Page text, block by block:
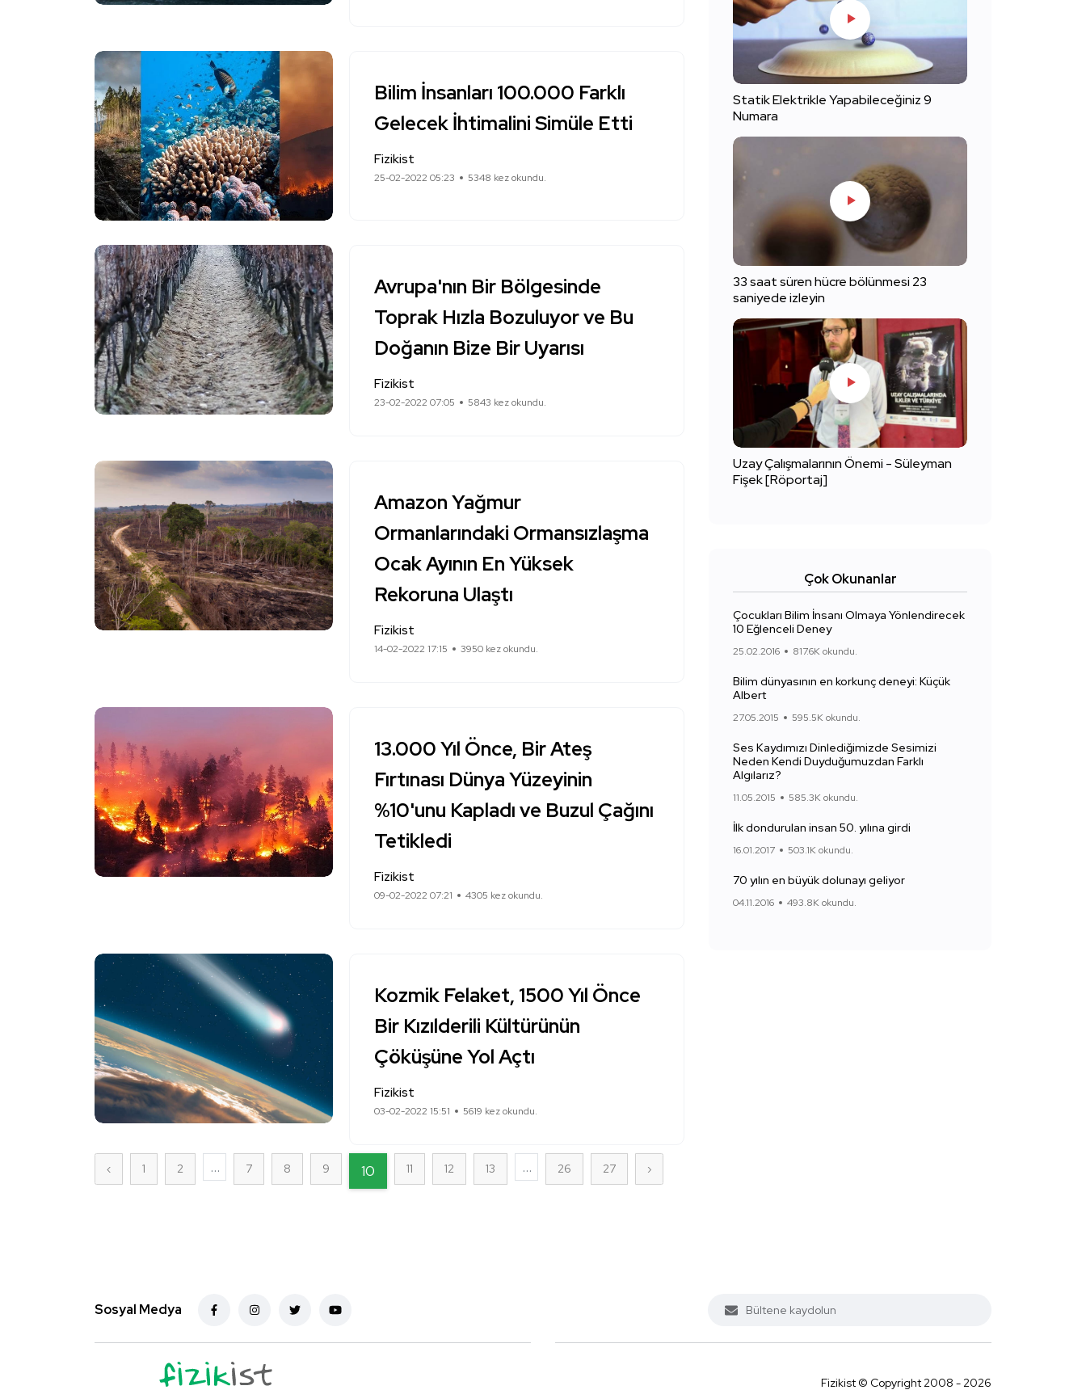
Bilim İnsanları 100.000 Farklı
Gelecek İhtimalini Simüle Etti
Fizikist
25-02-2022 05:23 5348 kez okundu.
Avrupa'nın Bir Bölgesinde
Toprak Hızla Bozuluyor ve Bu
Doğanın Bize Bir Uyarısı
Fizikist
23-02-2022 07:05 5843 kez okundu.
Amazon Yağmur
Ormanlarındaki Ormansızlaşma
Ocak Ayının En Yüksek
Rekoruna Ulaştı
Fizikist
14-02-2022 17:15 3950 kez okundu.
13.000 Yıl Önce, Bir Ateş
Fırtınası Dünya Yüzeyinin
%10'unu Kapladı ve Buzul Çağını
Tetikledi
Fizikist
09-02-2022 07:21 4305 kez okundu.
Kozmik Felaket, 1500 Yıl Önce
Bir Kızılderili Kültürünün
Çöküşüne Yol Açtı
Fizikist
03-02-2022 15:51 5619 kez okundu.
‹ 1 2 ... 7 8 9 10 11 12 13 ... 26 27 ›
Statik Elektrikle Yapabileceğiniz 9
Numara
33 saat süren hücre bölünmesi 23
saniyede izleyin
Uzay Çalışmalarının Önemi - Süleyman
Fişek [Röportaj]
Çok Okunanlar
Çocukları Bilim İnsanı Olmaya Yönlendirecek
10 Eğlenceli Deney
25.02.2016 817.6K okundu.
Bilim dünyasının en korkunç deneyi: Küçük
Albert
27.05.2015 595.5K okundu.
Ses Kaydımızı Dinlediğimizde Sesimizi
Neden Kendi Duyduğumuzdan Farklı
Algılarız?
11.05.2015 585.3K okundu.
İlk dondurulan insan 50. yılına girdi
16.01.2017 503.1K okundu.
70 yılın en büyük dolunayı geliyor
04.11.2016 493.8K okundu.
Sosyal Medya
Fizikist © Copyright 2008 - 2026